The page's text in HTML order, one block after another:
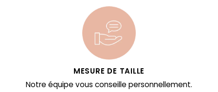
MESURE DE TAILLE
Notre équipe vous conseille personnellement.